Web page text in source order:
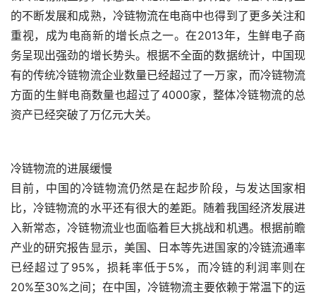
的不断发展和成熟，冷链物流在电商中也得到了更多关注和
重视，成为电商新的增长点之一。在2013年，生鲜电子商
务呈现出强劲的增长势头。根据不全面的数据统计，中国现
有的传统冷链物流企业数量已经超过了一万家，而冷链物流
方面的生鲜电商数量也超过了4000家，整体冷链物流的总
资产已经突破了万亿元大关。
冷链物流的进展缓慢
目前，中国的冷链物流仍然是在起步阶段，与发达国家相
比，冷链物流的水平还有很大的差距。随着我国经济发展进
入新常态，冷链物流业也面临着巨大挑战和机遇。根据前瞻
产业的研究报告显示，美国、日本等先进国家的冷链流通率
已经超过了95%，损耗率低于5%，而冷链的利润率则在
20%至30%之间；在中国，冷链物流主要依赖于常温下的运